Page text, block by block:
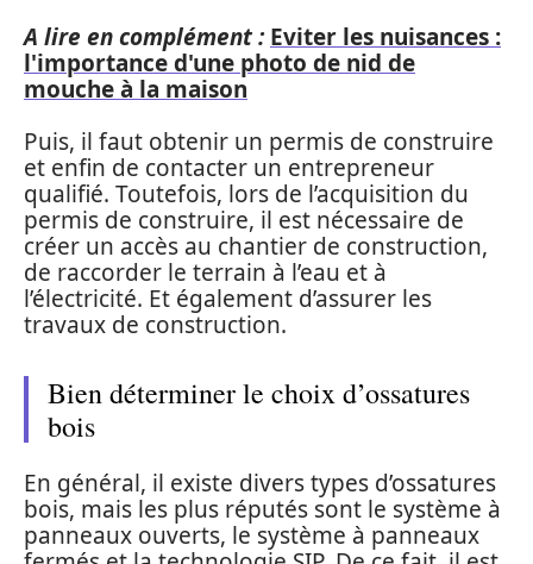
A lire en complément : Eviter les nuisances :
l'importance d'une photo de nid de
mouche à la maison
Puis, il faut obtenir un permis de construire
et enfin de contacter un entrepreneur
qualifié. Toutefois, lors de l’acquisition du
permis de construire, il est nécessaire de
créer un accès au chantier de construction,
de raccorder le terrain à l’eau et à
l’électricité. Et également d’assurer les
travaux de construction.
Bien déterminer le choix d’ossatures
bois
En général, il existe divers types d’ossatures
bois, mais les plus réputés sont le système à
panneaux ouverts, le système à panneaux